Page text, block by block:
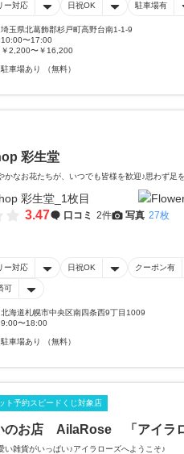
ー対応 日祝OK 駐車場有
埼玉県北葛飾郡杉戸町高野台南1-1-9
10:00〜17:00
￥2,200〜￥16,200
駐車場あり （無料）
彩生堂
かなお花たちが、いつでも皆様を歓迎♪思わず足
3.47 口コミ 2件 写真 27枚
ー対応 日祝OK クーポン有
可
北海道札幌市中央区南四条西9丁目1009
9:00〜18:00
駐車場あり （無料）
ト予約スピードくじ対象店
のお店 AilaRose 「アイラ
い雑貨がいっぱい♪アイラローズへようこそ♪